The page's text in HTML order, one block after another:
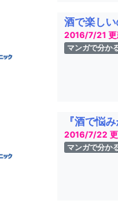
酒で楽し
2016/7/21 更
マンガで分か
『酒で悩
2016/7/22
マンガで分か